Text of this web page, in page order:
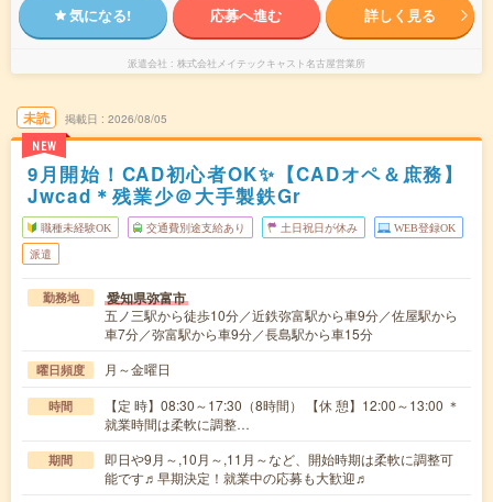
気になる! 応募へ進む 詳しく見る
派遣会社 株式会社メイテックキャスト名古屋営業所
未読
NEW
掲載日 2026/08/05
9月開始！CAD初心者OK✨【CADオペ＆庶務】
Jwcad＊残業少＠大手製鉄Gr
職種未経験OK 交通費別途支給あり 土日祝日が休み WEB登録OK
派遣
勤務地 愛知県弥富市
五ノ三駅から徒歩10分／近鉄弥富駅から車9分／佐屋駅から
車7分／弥富駅から車9分／長島駅から車15分
曜日頻度 月～金曜日
時間
【定 時】08:30～17:30（8時間） 【休 憩】12:00～13:00 ＊
就業時間は柔軟に調整…
期間
即日や9月～,10月～,11月～など、開始時期は柔軟に調整可
能です♬早期決定！就業中の応募も大歓迎♬